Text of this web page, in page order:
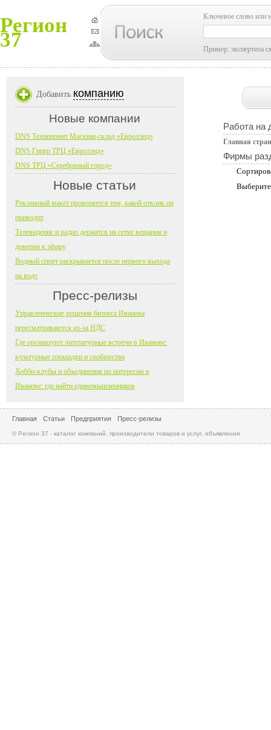
Регион
37
Ключевое слово или
Пример: экспертиза
Работа на
Главная
Фирмы
Добавить компанию
Новые компании
DNS Технопоинт Магазин-склад «Евролэнд»
DNS Гипер ТРЦ «Евролэнд»
DNS ТРЦ «Серебряный город»
Новые статьи
Рекламный макет проверяется тем, какой отклик он
приводит
Телевидение и радио держатся на сетке вещания и
доверии к эфиру
Водный спорт раскрывается после первого выхода
на воду
Пресс-релизы
Управленческие решения бизнеса Иванова
пересматриваются из-за НДС
Где организуют литературные встречи в Иванове:
культурные площадки и сообщества
Хобби-клубы и объединения по интересам в
Иванове: где найти единомышленников
Главная Статьи Предприятия Пресс-релизы
© Регион 37 - каталог компаний, производители товаров и услуг, объявления